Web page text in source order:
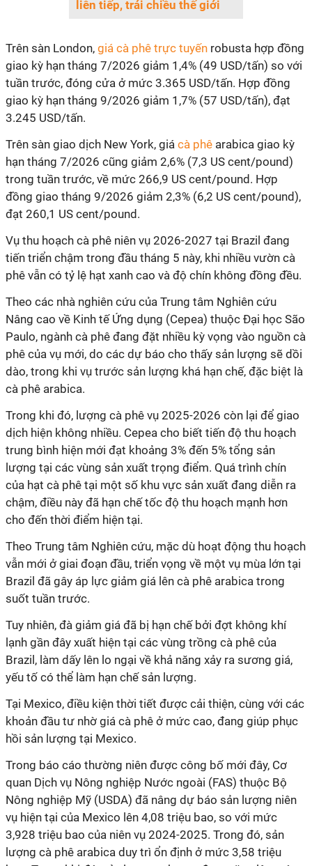
liên tiếp, trái chiều thế giới
Trên sàn London, giá cà phê trực tuyến robusta hợp đồng
giao kỳ hạn tháng 7/2026 giảm 1,4% (49 USD/tấn) so với
tuần trước, đóng cửa ở mức 3.365 USD/tấn. Hợp đồng
giao kỳ hạn tháng 9/2026 giảm 1,7% (57 USD/tấn), đạt
3.245 USD/tấn.
Trên sàn giao dịch New York, giá cà phê arabica giao kỳ
hạn tháng 7/2026 cũng giảm 2,6% (7,3 US cent/pound)
trong tuần trước, về mức 266,9 US cent/pound. Hợp
đồng giao tháng 9/2026 giảm 2,3% (6,2 US cent/pound),
đạt 260,1 US cent/pound.
Vụ thu hoạch cà phê niên vụ 2026-2027 tại Brazil đang
tiến triển chậm trong đầu tháng 5 này, khi nhiều vườn cà
phê vẫn có tỷ lệ hạt xanh cao và độ chín không đồng đều.
Theo các nhà nghiên cứu của Trung tâm Nghiên cứu
Nâng cao về Kinh tế Ứng dụng (Cepea) thuộc Đại học São
Paulo, ngành cà phê đang đặt nhiều kỳ vọng vào nguồn cà
phê của vụ mới, do các dự báo cho thấy sản lượng sẽ dồi
dào, trong khi vụ trước sản lượng khá hạn chế, đặc biệt là
cà phê arabica.
Trong khi đó, lượng cà phê vụ 2025-2026 còn lại để giao
dịch hiện không nhiều. Cepea cho biết tiến độ thu hoạch
trung bình hiện mới đạt khoảng 3% đến 5% tổng sản
lượng tại các vùng sản xuất trọng điểm. Quá trình chín
của hạt cà phê tại một số khu vực sản xuất đang diễn ra
chậm, điều này đã hạn chế tốc độ thu hoạch mạnh hơn
cho đến thời điểm hiện tại.
Theo Trung tâm Nghiên cứu, mặc dù hoạt động thu hoạch
vẫn mới ở giai đoạn đầu, triển vọng về một vụ mùa lớn tại
Brazil đã gây áp lực giảm giá lên cà phê arabica trong
suốt tuần trước.
Tuy nhiên, đà giảm giá đã bị hạn chế bởi đợt không khí
lạnh gần đây xuất hiện tại các vùng trồng cà phê của
Brazil, làm dấy lên lo ngại về khả năng xảy ra sương giá,
yếu tố có thể làm hạn chế sản lượng.
Tại Mexico, điều kiện thời tiết được cải thiện, cùng với các
khoản đầu tư nhờ giá cà phê ở mức cao, đang giúp phục
hồi sản lượng tại Mexico.
Trong báo cáo thường niên được công bố mới đây, Cơ
quan Dịch vụ Nông nghiệp Nước ngoài (FAS) thuộc Bộ
Nông nghiệp Mỹ (USDA) đã nâng dự báo sản lượng niên
vụ hiện tại của Mexico lên 4,08 triệu bao, so với mức
3,928 triệu bao của niên vụ 2024-2025. Trong đó, sản
lượng cà phê arabica duy trì ổn định ở mức 3,58 triệu